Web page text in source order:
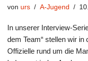
von urs A-Jugend
In unserer Interview-
dem Team“ stellen wir
Offizielle rund um die